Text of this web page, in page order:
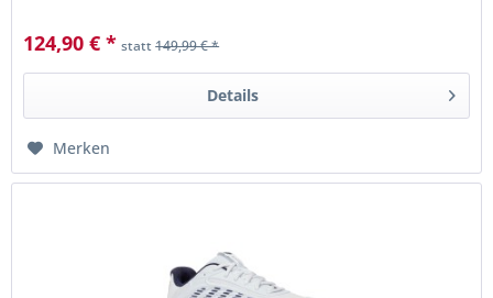
124,90 € * statt149,99 € *
Details
Merken